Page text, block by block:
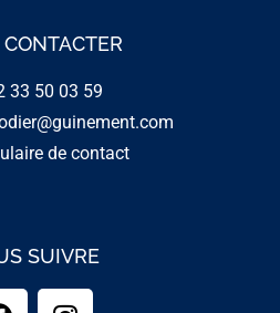
33 50 03 59
de contact
SUIVRE